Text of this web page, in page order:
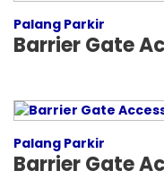
Palang Parkir
Barrier Gate
Palang Parkir
Barrier Gate